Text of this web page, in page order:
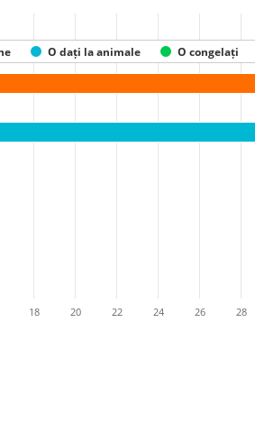
O dați la animale O congelați
18 20 22 24 26 28